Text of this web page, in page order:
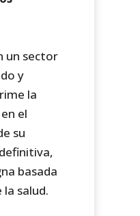
un sector
y
la
el
su
basada
la salud.